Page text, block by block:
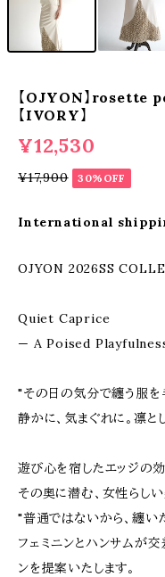
【OJYON】
【IVORY】
¥12,530
¥17,900 30%OFF
International
OJYON 2026SS
Quiet Caprice
— A Poised
"その日の気分で纏う服を
静かに、気まぐれに。凛と
遊び心を宿したエッジの効
その奥に潜む、女性らし
"普通ではないから、纏い
フェミニンとハンサムが
ンを提案いたします。